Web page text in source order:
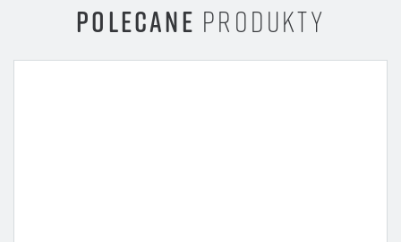
POLECANE PRODUKTY